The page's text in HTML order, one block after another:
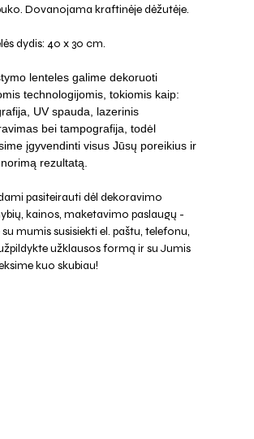
Dovanojama kraftinėje dėžutėje.
dydis: 40 x 30 cm.
lenteles galime dekoruoti
technologijomis, tokiomis kaip:
UV spauda, lazerinis
bei tampografija, todėl
įgyvendinti visus Jūsų poreikius ir
rezultatą.
pasiteirauti dėl dekoravimo
kainos, maketavimo paslaugų -
mumis susisiekti el. paštu, telefonu,
užklausos formą ir su Jumis
kuo skubiau!